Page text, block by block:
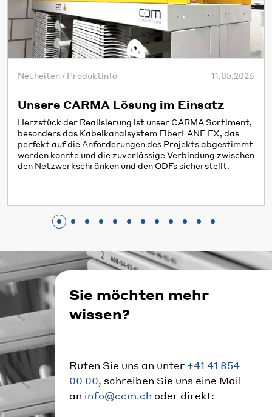
Neuheiten / Produktinfo 11.05.2026
Unsere CARMA Lösung im Einsatz
Herzstück der Realisierung ist unser CARMA Sortiment,
besonders das Kabelkanalsystem FiberLANE FX, das
perfekt auf die Anforderungen des Projekts abgestimmt
werden konnte und die zuverlässige Verbindung zwischen
den Netzwerkschränken und den ODFs sicherstellt.
Sie möchten mehr
wissen?
Rufen Sie uns an unter +41 41 854
00 00, schreiben Sie uns eine Mail
an info@ccm.ch oder direkt: